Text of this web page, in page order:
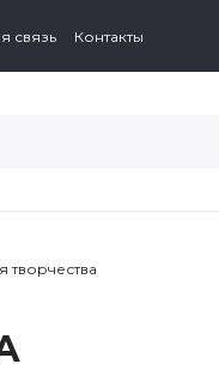
связь Контакты
творчества